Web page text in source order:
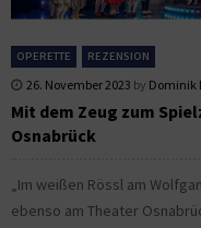
OPERETTE REZENSION
26. November 2023 by Dominik
Mit dem Zeug zum
Osnabrück
„Im weißen Rössl am
ebenso am Theater